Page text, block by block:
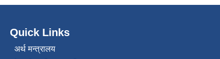
Quick Links
अर्थ मन्त्रालय